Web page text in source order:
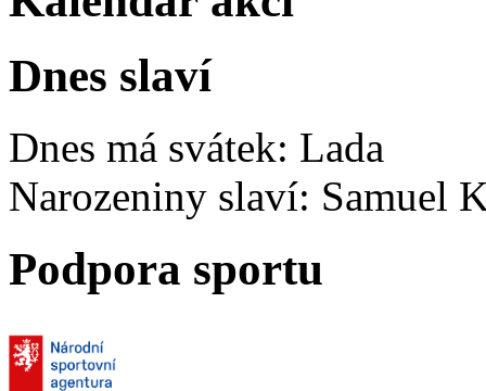
Dnes slaví
Dnes má svátek: Lada
Narozeniny slaví: Samuel
Podpora sportu